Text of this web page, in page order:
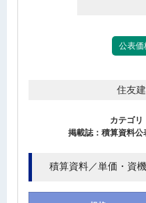
公表価
住友
カテゴリ
掲載誌：積算資料公
積算資料／単価・資